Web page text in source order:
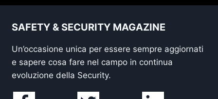
SAFETY & SECURITY MAGAZINE
Un’occasione unica per essere sempre aggiornati
e sapere cosa fare nel campo in continua
evoluzione della Security.